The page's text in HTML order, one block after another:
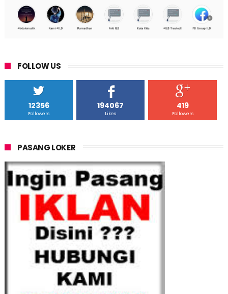
FOLLOW US
12356
Followers
194067
Likes
419
Followers
PASANG LOKER